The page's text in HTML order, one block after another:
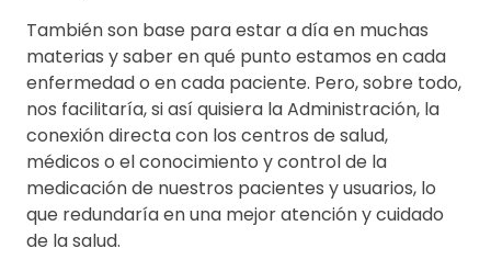
También son base para estar a día en muchas
materias y saber en qué punto estamos en cada
enfermedad o en cada paciente. Pero, sobre todo,
nos facilitaría, si así quisiera la Administración, la
conexión directa con los centros de salud,
médicos o el conocimiento y control de la
medicación de nuestros pacientes y usuarios, lo
que redundaría en una mejor atención y cuidado
de la salud.